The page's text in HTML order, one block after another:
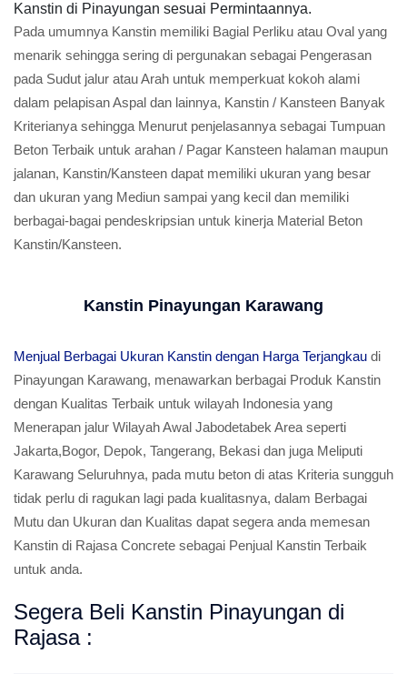
Kanstin di Pinayungan sesuai Permintaannya.
Pada umumnya Kanstin memiliki Bagial Perliku atau Oval yang
menarik sehingga sering di pergunakan sebagai Pengerasan
pada Sudut jalur atau Arah untuk memperkuat kokoh alami
dalam pelapisan Aspal dan lainnya, Kanstin / Kansteen Banyak
Kriterianya sehingga Menurut penjelasannya sebagai Tumpuan
Beton Terbaik untuk arahan / Pagar Kansteen halaman maupun
jalanan, Kanstin/Kansteen dapat memiliki ukuran yang besar
dan ukuran yang Mediun sampai yang kecil dan memiliki
berbagai-bagai pendeskripsian untuk kinerja Material Beton
Kanstin/Kansteen.
Kanstin Pinayungan Karawang
Menjual Berbagai Ukuran Kanstin dengan Harga Terjangkau di
Pinayungan Karawang, menawarkan berbagai Produk Kanstin
dengan Kualitas Terbaik untuk wilayah Indonesia yang
Menerapan jalur Wilayah Awal Jabodetabek Area seperti
Jakarta,Bogor, Depok, Tangerang, Bekasi dan juga Meliputi
Karawang Seluruhnya, pada mutu beton di atas Kriteria sungguh
tidak perlu di ragukan lagi pada kualitasnya, dalam Berbagai
Mutu dan Ukuran dan Kualitas dapat segera anda memesan
Kanstin di Rajasa Concrete sebagai Penjual Kanstin Terbaik
untuk anda.
Segera Beli Kanstin Pinayungan di
Rajasa :